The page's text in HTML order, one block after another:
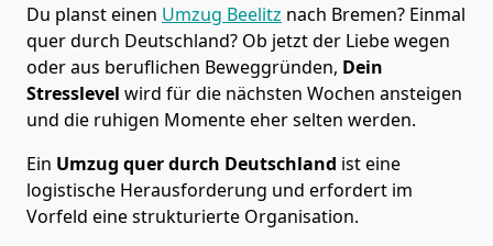
Du planst einen Umzug Beelitz nach Bremen? Einmal
quer durch Deutschland? Ob jetzt der Liebe wegen
oder aus beruflichen Beweggründen, Dein
Stresslevel wird für die nächsten Wochen ansteigen
und die ruhigen Momente eher selten werden.
Ein Umzug quer durch Deutschland ist eine
logistische Herausforderung und erfordert im
Vorfeld eine strukturierte Organisation.